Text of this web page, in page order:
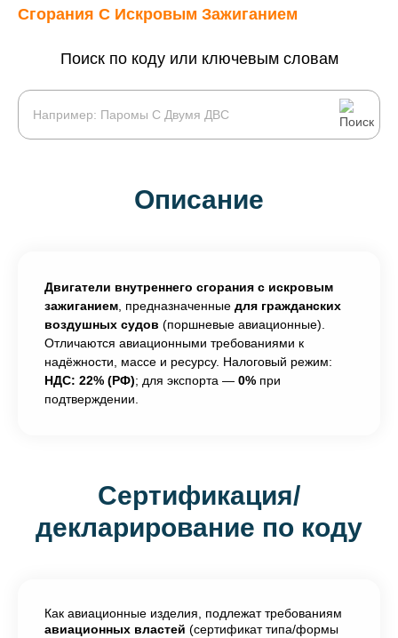
Сгорания С Искровым Зажиганием
Поиск по коду или ключевым словам
Описание
Двигатели внутреннего сгорания с искровым
зажиганием , предназначенные для гражданских
воздушных судов (поршневые авиационные).
Отличаются авиационными требованиями к
надёжности, массе и ресурсу. Налоговый режим:
НДС: 22% (РФ); для экспорта — 0% при
подтверждении.
Сертификация/
декларирование по коду
Как авиационные изделия, подлежат требованиям
авиационных властей (сертификат типа/формы